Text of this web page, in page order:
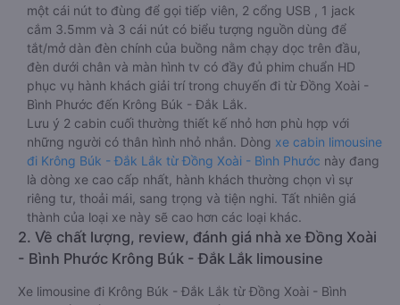
một cái nút to đùng để gọi tiếp viên, 2 cổng USB , 1 jack
cắm 3.5mm và 3 cái nút có biểu tượng nguồn dùng để
tắt/mở dàn đèn chính của buồng nằm chạy dọc trên đầu,
đèn dưới chân và màn hình tv có đầy đủ phim chuẩn HD
phục vụ hành khách giải trí trong chuyến đi từ Đồng Xoài -
Bình Phước đến Krông Búk - Đắk Lắk.
Lưu ý 2 cabin cuối thường thiết kế nhỏ hơn phù hợp với
những người có thân hình nhỏ nhắn. Dòng xe cabin limousine
đi Krông Búk - Đắk Lắk từ Đồng Xoài - Bình Phước này đang
là dòng xe cao cấp nhất, hành khách thường chọn vì sự
riêng tư, thoải mái, sang trọng và tiện nghi. Tất nhiên giá
thành của loại xe này sẽ cao hơn các loại khác.
2. Về chất lượng, review, đánh giá nhà xe Đồng Xoài
- Bình Phước Krông Búk - Đắk Lắk limousine
Xe limousine đi Krông Búk - Đắk Lắk từ Đồng Xoài - Bình